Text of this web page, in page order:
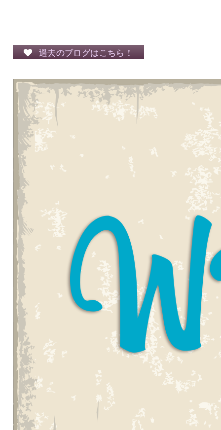
過去のブログはこちら！